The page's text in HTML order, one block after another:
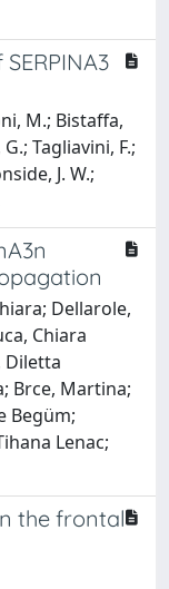
M.; Bistaffa,
Tagliavini, F.;
J. W.;
Dellarole,
Chiara
Diletta
Brce, Martina;
Begüm;
Lenac;
the frontal